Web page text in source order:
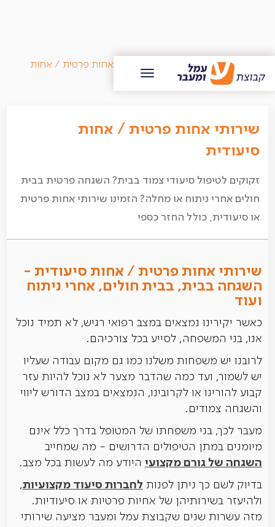
בלוג עמל ומעבר
שירותי אחות פרטית / אחות
סיעודית
שירותי אחות פרטית / אחות
סיעודית
זקוקים לטיפול סיעודי צמוד בבית? השגחה פרטית בבית
חולים אחרי ניתוח או מחלה? הזמינו שירותי אחות פרטית
או סיעודית, כולל החזר כספי
שירותי אחות פרטית / אחות סיעודית -
השגחה בבית, בבית חולים, אחרי ניתוח
ועוד
כאשר יקירינו נמצאים במצב רפואי רגיש, לא תמיד נוכל
אנו, בני המשפחה, לסייע בכל צורכיהם.
לרובנו יש משפחות משלנו כמו גם מקום עבודה שעליו
יש לשמור, ועד כמה שהדבר מצער לא נוכל להיות עזר
קבוע להורינו או לקרובינו, הנמצאים במצב הדורש ליווי
והשגחה צמודים.
מעבר לכך, בני משפחתו של המטופל בדרך כלל אינם
מיומנים במתן הטיפולים הדרושים - מה שמחייב
השגחה של גורם מקצועי היודע מה לעשות בכל מצב.
בדיוק לשם כך ניתן לפנות לחברות סיעוד מקצועיות,
ולהיעזר בשירותיהן של אחיות פרטיות או סיעודיות.
מזה עשרות שנים שקבוצת עמל ומעבר מציעה שירותי